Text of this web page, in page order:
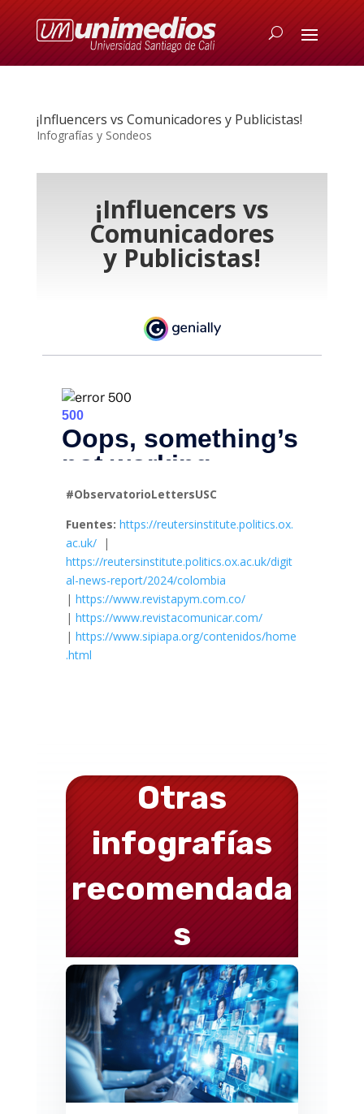
¡Influencers vs Comunicadores y Publicistas!
Infografías y Sondeos
¡Influencers vs
Comunicadores
y Publicistas!
#ObservatorioLettersUSC
Fuentes: https://reutersinstitute.politics.ox.
ac.uk/|
https://reutersinstitute.politics.ox.ac.uk/digit
al-news-report/2024/colombia
| https://www.revistapym.com.co/
| https://www.revistacomunicar.com/
| https://www.sipiapa.org/contenidos/home
.html
Otras
infografías
recomendada
s